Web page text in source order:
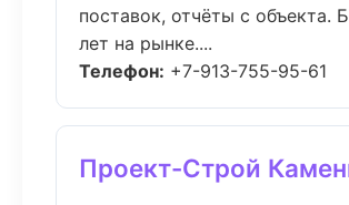
поставок, отчёты с объекта.
лет на рынке....
Телефон: +7-913-755-95-61
Проект-Строй